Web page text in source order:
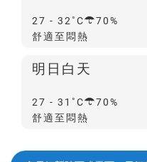
27 - 32
降
雨
率
70%
舒適至悶熱
明日白天
27 - 31
降
雨
率
70%
舒適至悶熱